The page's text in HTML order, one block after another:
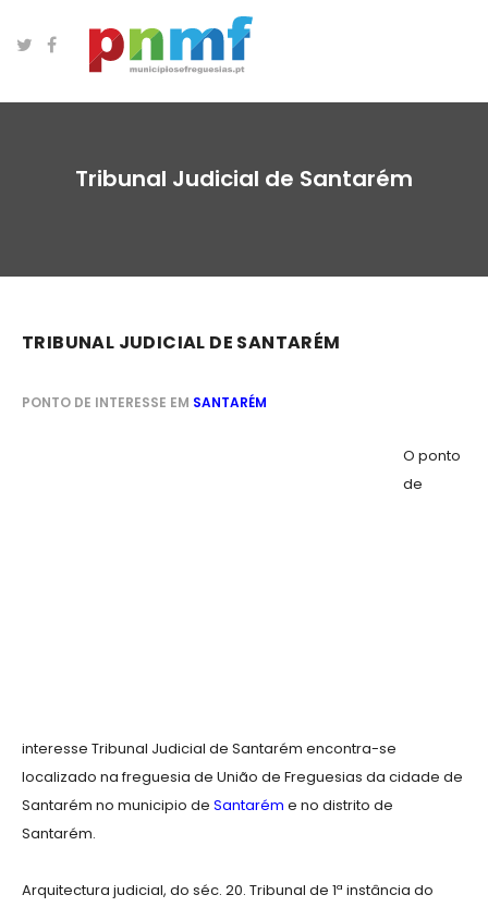
Tribunal Judicial de Santarém
TRIBUNAL JUDICIAL DE SANTARÉM
PONTO DE INTERESSE EM SANTARÉM
O ponto
de
interesse Tribunal Judicial de Santarém encontra-se
localizado na freguesia de União de Freguesias da cidade de
Santarém no municipio de Santarém e no distrito de
Santarém.
Arquitectura judicial, do séc. 20. Tribunal de 1ª instância do